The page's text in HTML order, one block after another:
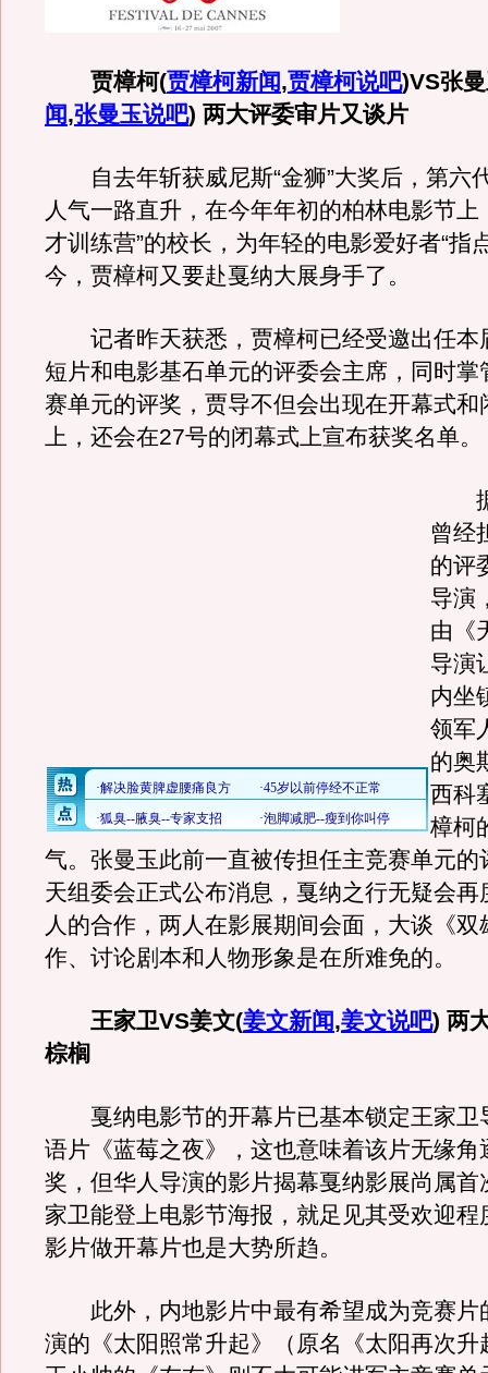
贾樟柯(贾樟柯新闻,贾樟柯说吧)VS张
闻,张曼玉说吧) 两大评委审片又谈片
自去年斩获威尼斯“金狮”大奖后，第六
人气一路直升，在今年年初的柏林电影节上
才训练营”的校长，为年轻的电影爱好者“指
今，贾樟柯又要赴戛纳大展身手了。
记者昨天获悉，贾樟柯已经受邀出任本
短片和电影基石单元的评委会主席，同时掌
赛单元的评奖，贾导不但会出现在开幕式和
上，还会在27号的闭幕式上宣布获奖名单。
据
曾经
的评
导演
由《
导演
内坐
领军
的奥
西科
樟柯
气。张曼玉此前一直被传担任主竞赛单元的
天组委会正式公布消息，戛纳之行无疑会再
人的合作，两人在影展期间会面，大谈《双
作、讨论剧本和人物形象是在所难免的。
王家卫VS姜文(姜文新闻,姜文说吧) 两
棕榈
戛纳电影节的开幕片已基本锁定王家卫
语片《蓝莓之夜》，这也意味着该片无缘角
奖，但华人导演的影片揭幕戛纳影展尚属首
家卫能登上电影节海报，就足见其受欢迎程
影片做开幕片也是大势所趋。
此外，内地影片中最有希望成为竞赛片
演的《太阳照常升起》（原名《太阳再次升